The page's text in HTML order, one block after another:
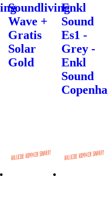
Soundliving
Wave +
Gratis
Solar
Gold
Enkl
Sound
Es1 -
Grey -
Enkl
Sound